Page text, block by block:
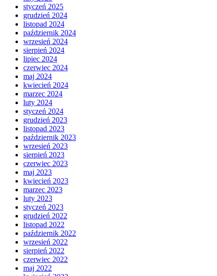
styczeń 2025
grudzień 2024
listopad 2024
październik 2024
wrzesień 2024
sierpień 2024
lipiec 2024
czerwiec 2024
maj 2024
kwiecień 2024
marzec 2024
luty 2024
styczeń 2024
grudzień 2023
listopad 2023
październik 2023
wrzesień 2023
sierpień 2023
czerwiec 2023
maj 2023
kwiecień 2023
marzec 2023
luty 2023
styczeń 2023
grudzień 2022
listopad 2022
październik 2022
wrzesień 2022
sierpień 2022
czerwiec 2022
maj 2022